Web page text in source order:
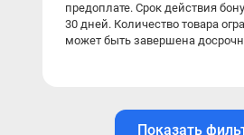
предоплате. Срок действия
30 дней. Количество товара
может быть завершена
Показать